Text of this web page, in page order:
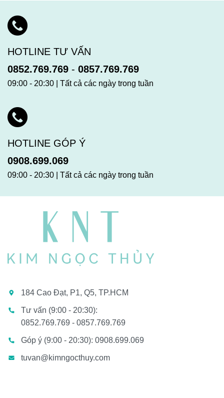
HOTLINE TƯ VẤN
0852.769.769 - 0857.769.769
09:00 - 20:30 | Tất cả các ngày trong tuần
HOTLINE GÓP Ý
0908.699.069
09:00 - 20:30 | Tất cả các ngày trong tuần
184 Cao Đạt, P1, Q5, TP.HCM
Tư vấn (9:00 - 20:30):
0852.769.769 - 0857.769.769
Góp ý (9:00 - 20:30): 0908.699.069
tuvan@kimngocthuy.com